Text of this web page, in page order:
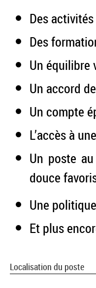
Des
Des
Un équilibre
Un accord
Un compte
L’accès à
Un poste
douce
Une
Et plus
Localisation du poste